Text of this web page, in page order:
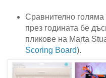
Сравнително голяма
през годината бе
пликове на Marta
Scoring Board).